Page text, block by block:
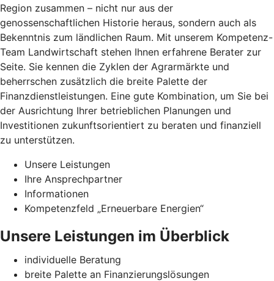
Region zusammen – nicht nur aus der
genossenschaftlichen Historie heraus, sondern auch als
Bekenntnis zum ländlichen Raum. Mit unserem Kompetenz-
Team Landwirtschaft stehen Ihnen erfahrene Berater zur
Seite. Sie kennen die Zyklen der Agrarmärkte und
beherrschen zusätzlich die breite Palette der
Finanzdienstleistungen. Eine gute Kombination, um Sie bei
der Ausrichtung Ihrer betrieblichen Planungen und
Investitionen zukunftsorientiert zu beraten und finanziell
zu unterstützen.
Unsere Leistungen
Ihre Ansprechpartner
Informationen
Kompetenzfeld „Erneuerbare Energien“
Unsere Leistungen im Überblick
individuelle Beratung
breite Palette an Finanzierungslösungen